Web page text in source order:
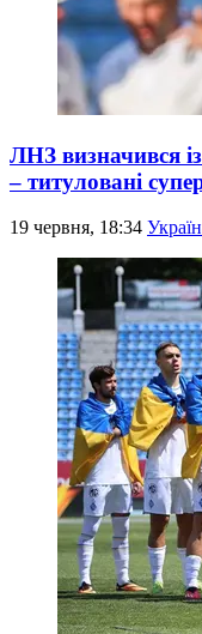
ЛНЗ визначився
– титуловані
19 червня, 18:34